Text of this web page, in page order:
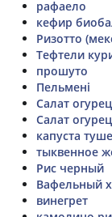
рафаело
кефир
Ризотто
Тефтели
прошуто
Пельмені
Салат
Салат
капуста
тыквенное
Рис черный
Вафельный
винегрет